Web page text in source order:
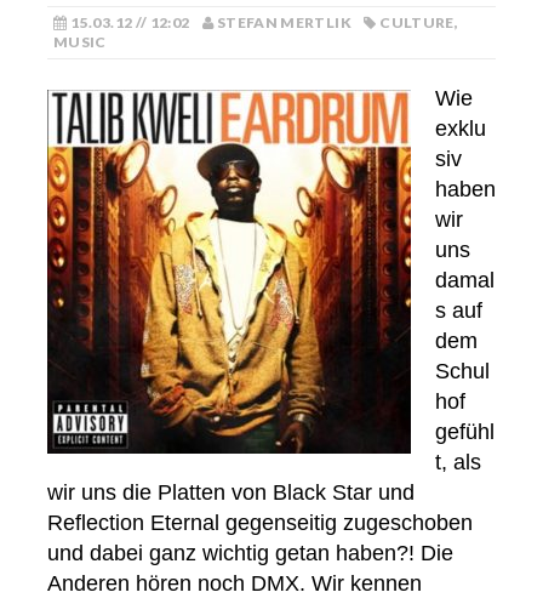
15.03.12 // 12:02 STEFAN MERTLIK CULTURE,
MUSIC
Wie
exklu
siv
haben
wir
uns
damal
s auf
dem
Schul
hof
gefühl
t, als
wir uns die Platten von Black Star und
Reflection Eternal gegenseitig zugeschoben
und dabei ganz wichtig getan haben?! Die
Anderen hören noch DMX. Wir kennen